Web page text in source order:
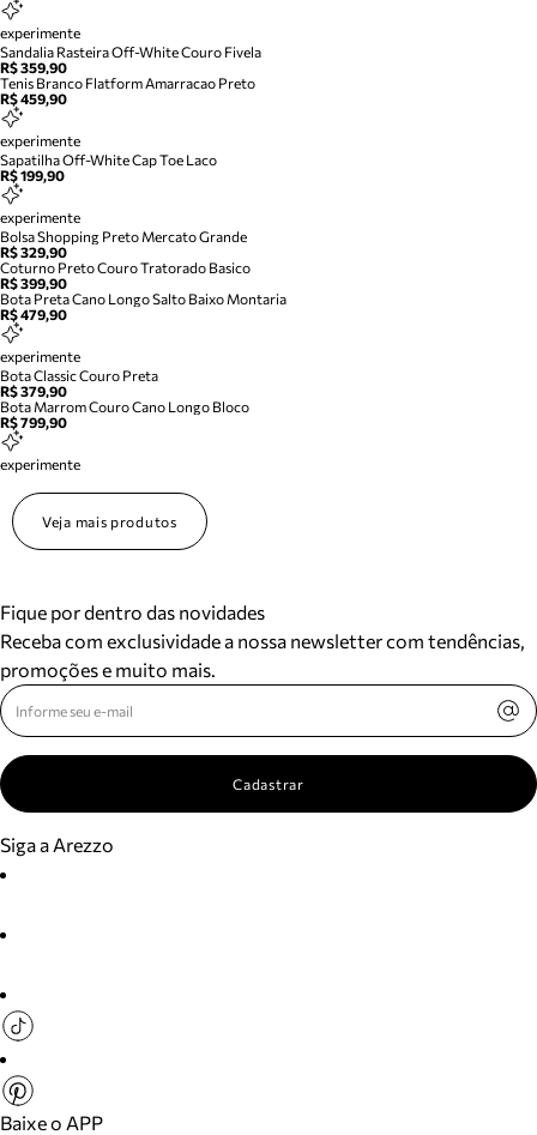
experimente
Sandalia Rasteira Off-White Couro Fivela
R$ 359,90
Tenis Branco Flatform Amarracao Preto
R$ 459,90
experimente
Sapatilha Off-White Cap Toe Laco
R$ 199,90
experimente
Bolsa Shopping Preto Mercato Grande
R$ 329,90
Coturno Preto Couro Tratorado Basico
R$ 399,90
Bota Preta Cano Longo Salto Baixo Montaria
R$ 479,90
experimente
Bota Classic Couro Preta
R$ 379,90
Bota Marrom Couro Cano Longo Bloco
R$ 799,90
experimente
Veja mais produtos
Fique por dentro das novidades
Receba com exclusividade a nossa newsletter com tendências,
promoções e muito mais.
Cadastrar
Siga a Arezzo
Baixe o APP